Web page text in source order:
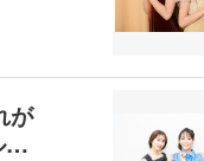
が
…